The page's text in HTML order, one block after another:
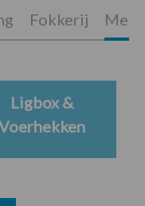
Fokkerij
Ligbox &